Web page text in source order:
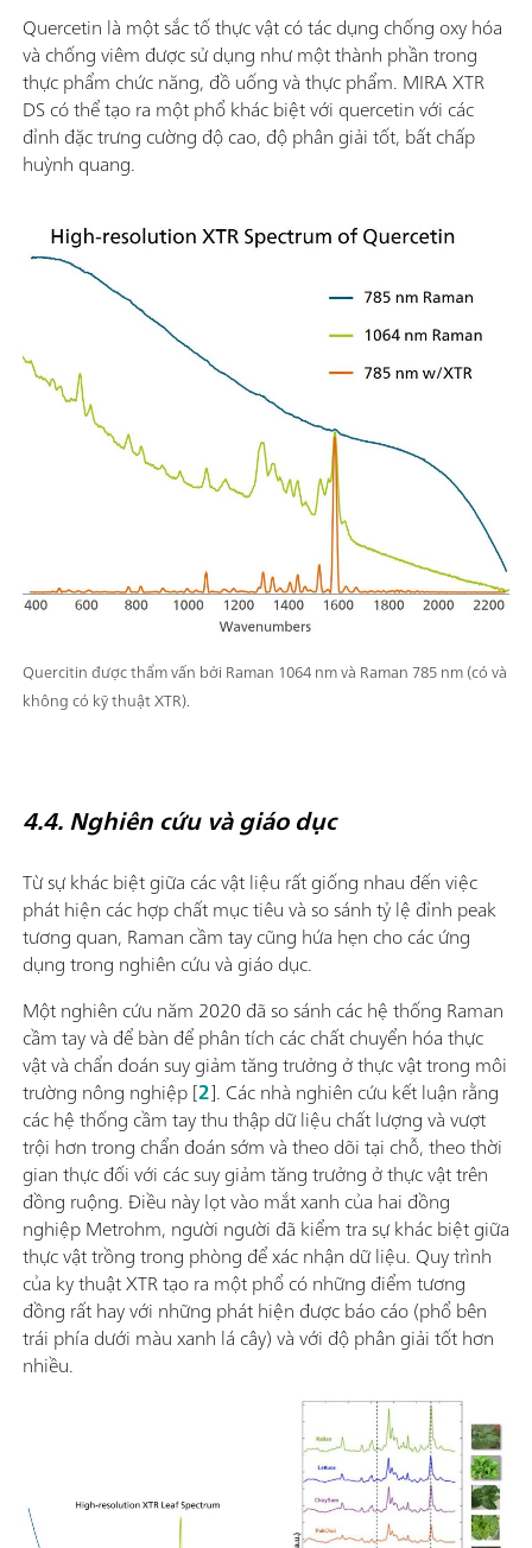
Quercitin được thẩm vấn bởi Raman 1064 nm và Raman 785 nm (có và
không có kỹ thuật XTR).
Quercetin là một sắc tố thực vật có tác dụng chống oxy hóa
và chống viêm được sử dụng như một thành phần trong
thực phẩm chức năng, đồ uống và thực phẩm. MIRA XTR
DS có thể tạo ra một phổ khác biệt với quercetin với các
đỉnh đặc trưng cường độ cao, độ phân giải tốt, bất chấp
huỳnh quang.
4.4. Nghiên cứu và giáo dục
Từ sự khác biệt giữa các vật liệu rất giống nhau đến việc
phát hiện các hợp chất mục tiêu và so sánh tỷ lệ đỉnh peak
tương quan, Raman cầm tay cũng hứa hẹn cho các ứng
dụng trong nghiên cứu và giáo dục.
Một nghiên cứu năm 2020 đã so sánh các hệ thống Raman
cầm tay và để bàn để phân tích các chất chuyển hóa thực
vật và chẩn đoán suy giảm tăng trưởng ở thực vật trong môi
trường nông nghiệp [2]. Các nhà nghiên cứu kết luận rằng
các hệ thống cầm tay thu thập dữ liệu chất lượng và vượt
trội hơn trong chẩn đoán sớm và theo dõi tại chỗ, theo thời
gian thực đối với các suy giảm tăng trưởng ở thực vật trên
đồng ruộng. Điều này lọt vào mắt xanh của hai đồng
nghiệp Metrohm, người người đã kiểm tra sự khác biệt giữa
thực vật trồng trong phòng để xác nhận dữ liệu. Quy trình
của ky thuật XTR tạo ra một phổ có những điểm tương
đồng rất hay với những phát hiện được báo cáo (phổ bên
trái phía dưới màu xanh lá cây) và với độ phân giải tốt hơn
nhiều.